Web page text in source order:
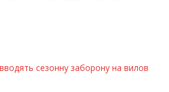
сезонну заборону на вилов